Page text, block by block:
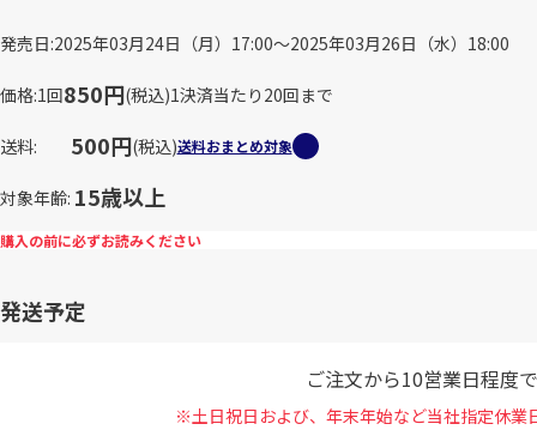
発売日 2025年03月24日（月）17:00～2025年03月26日（水）18:00
価格 1回850円(税込)1決済当たり20回まで
送料 500円(税込)送料おまとめ対象
対象年齢 15歳以上
購入の前に必ずお読みください
発送予定
ご注文から10営業日程度
※土日祝日および、年末年始など当社指定休業